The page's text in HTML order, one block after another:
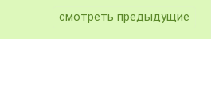
смотреть предыдущие